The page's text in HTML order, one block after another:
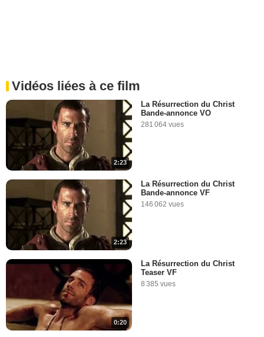
Vidéos liées à ce film
2:23
La Résurrection du Christ
Bande-annonce VO
281 064 vues
2:23
La Résurrection du Christ
Bande-annonce VF
146 062 vues
0:20
La Résurrection du Christ
Teaser VF
8 385 vues